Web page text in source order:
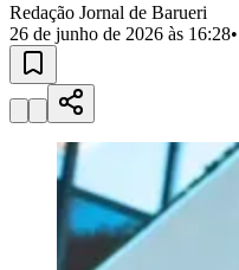
VistaCalifórniaCarapicuíba
RegiãoCotia Cruz Preta
Militar
Califórnia
Esperança
JulioJardim Líbano
MutingaJardim ParaísoJardim
Jardim São PedroJardim
Jardim TupanciMutinga
CamargosParque Imperial
do Bom JesusRecanto Phrynéa
SilveiraTamboré
Redação Jornal de Barueri
26 de junho de 2026 às 16:28